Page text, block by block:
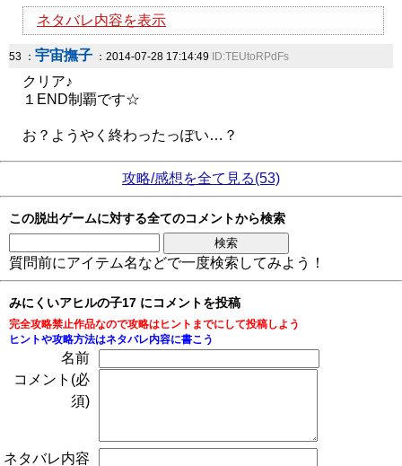
ネタバレ内容を表示
53 ： 宇宙撫子 ：2014-07-28 17:14:49 ID:TEUtoRPdFs
クリア♪
１END制覇です☆
お？ようやく終わったっぽい…？
攻略/感想を全て見る(53)
この脱出ゲームに対する全てのコメントから検索
質問前にアイテム名などで一度検索してみよう！
みにくいアヒルの子17 にコメントを投稿
完全攻略禁止作品なので攻略はヒントまでにして投稿しよう
ヒントや攻略方法はネタバレ内容に書こう
名前
コメント(必
須)
ネタバレ内容